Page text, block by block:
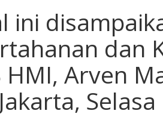
ini
dan
HMI, Arven